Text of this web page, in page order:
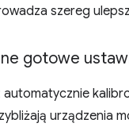
szereg
gotowe
automatycznie
urządzenia